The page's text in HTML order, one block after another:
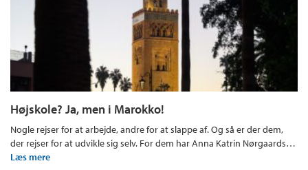
Højskole? Ja, men i Marokko!
Nogle rejser for at arbejde, andre for at slappe af. Og så er der dem,
der rejser for at udvikle sig selv. For dem har Anna Katrin Nørgaards…
Læs mere